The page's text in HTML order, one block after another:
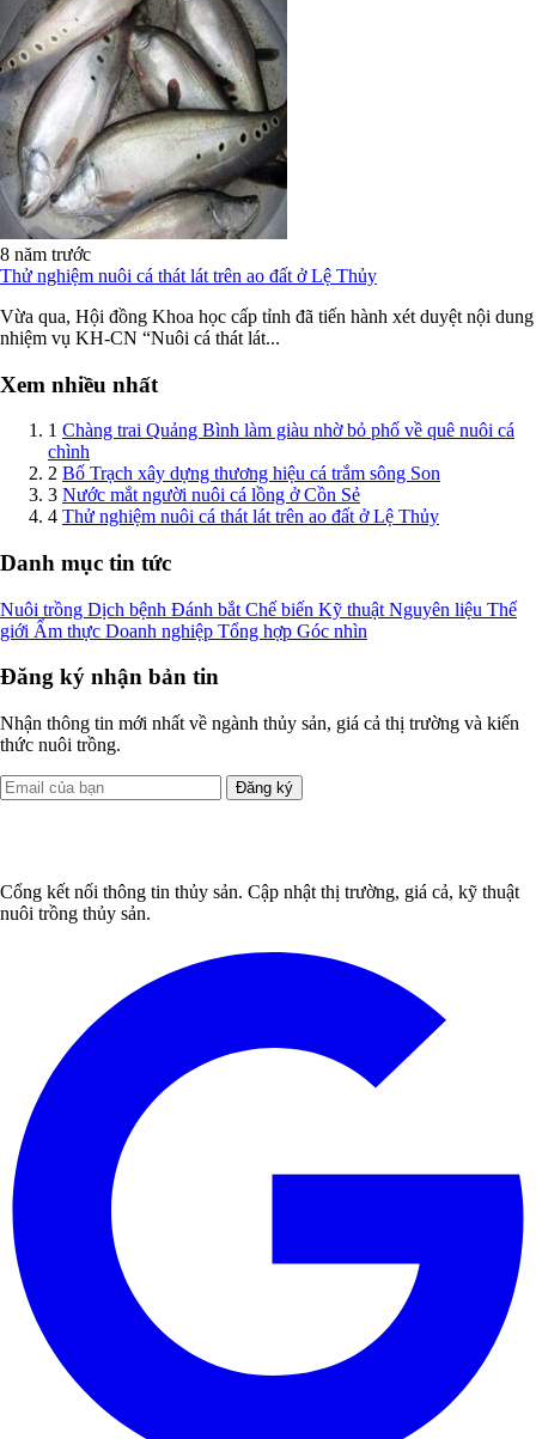
8 năm trước
Thử nghiệm nuôi cá thát lát trên ao đất ở Lệ Thủy
Vừa qua, Hội đồng Khoa học cấp tỉnh đã tiến hành xét duyệt nội dung
nhiệm vụ KH-CN “Nuôi cá thát lát...
Xem nhiều nhất
1 Chàng trai Quảng Bình làm giàu nhờ bỏ phố về quê nuôi cá
chình
2 Bố Trạch xây dựng thương hiệu cá trắm sông Son
3 Nước mắt người nuôi cá lồng ở Cồn Sẻ
4 Thử nghiệm nuôi cá thát lát trên ao đất ở Lệ Thủy
Danh mục tin tức
Nuôi trồng Dịch bệnh Đánh bắt Chế biến Kỹ thuật Nguyên liệu Thế
giới Ẩm thực Doanh nghiệp Tổng hợp Góc nhìn
Đăng ký nhận bản tin
Nhận thông tin mới nhất về ngành thủy sản, giá cả thị trường và kiến
thức nuôi trồng.
Đăng ký
Cổng kết nối thông tin thủy sản. Cập nhật thị trường, giá cả, kỹ thuật
nuôi trồng thủy sản.